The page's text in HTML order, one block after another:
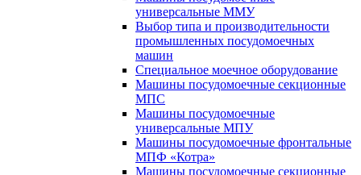
универсальные ММУ
Выбор типа и производительности
промышленных посудомоечных
машин
Специальное моечное оборудование
Машины посудомоечные секционные
МПС
Машины посудомоечные
универсальные МПУ
Машины посудомоечные фронтальные
МПФ «Котра»
Машины посудомоечные секционные